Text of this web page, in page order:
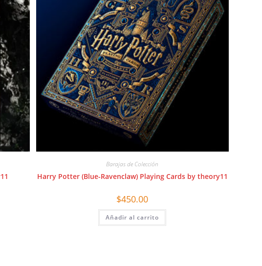
Barajas de Colección
Harry Potter (Blue-Ravenclaw) Playing Cards by theory11
$450.00
Añadir al carrito